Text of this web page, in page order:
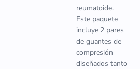
reumatoide.
Este paquete
incluye 2 pares
de guantes de
compresión
diseñados tanto